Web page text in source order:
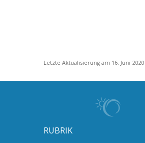
Letzte Aktualisierung am 16. Juni 2020
RUBRIK